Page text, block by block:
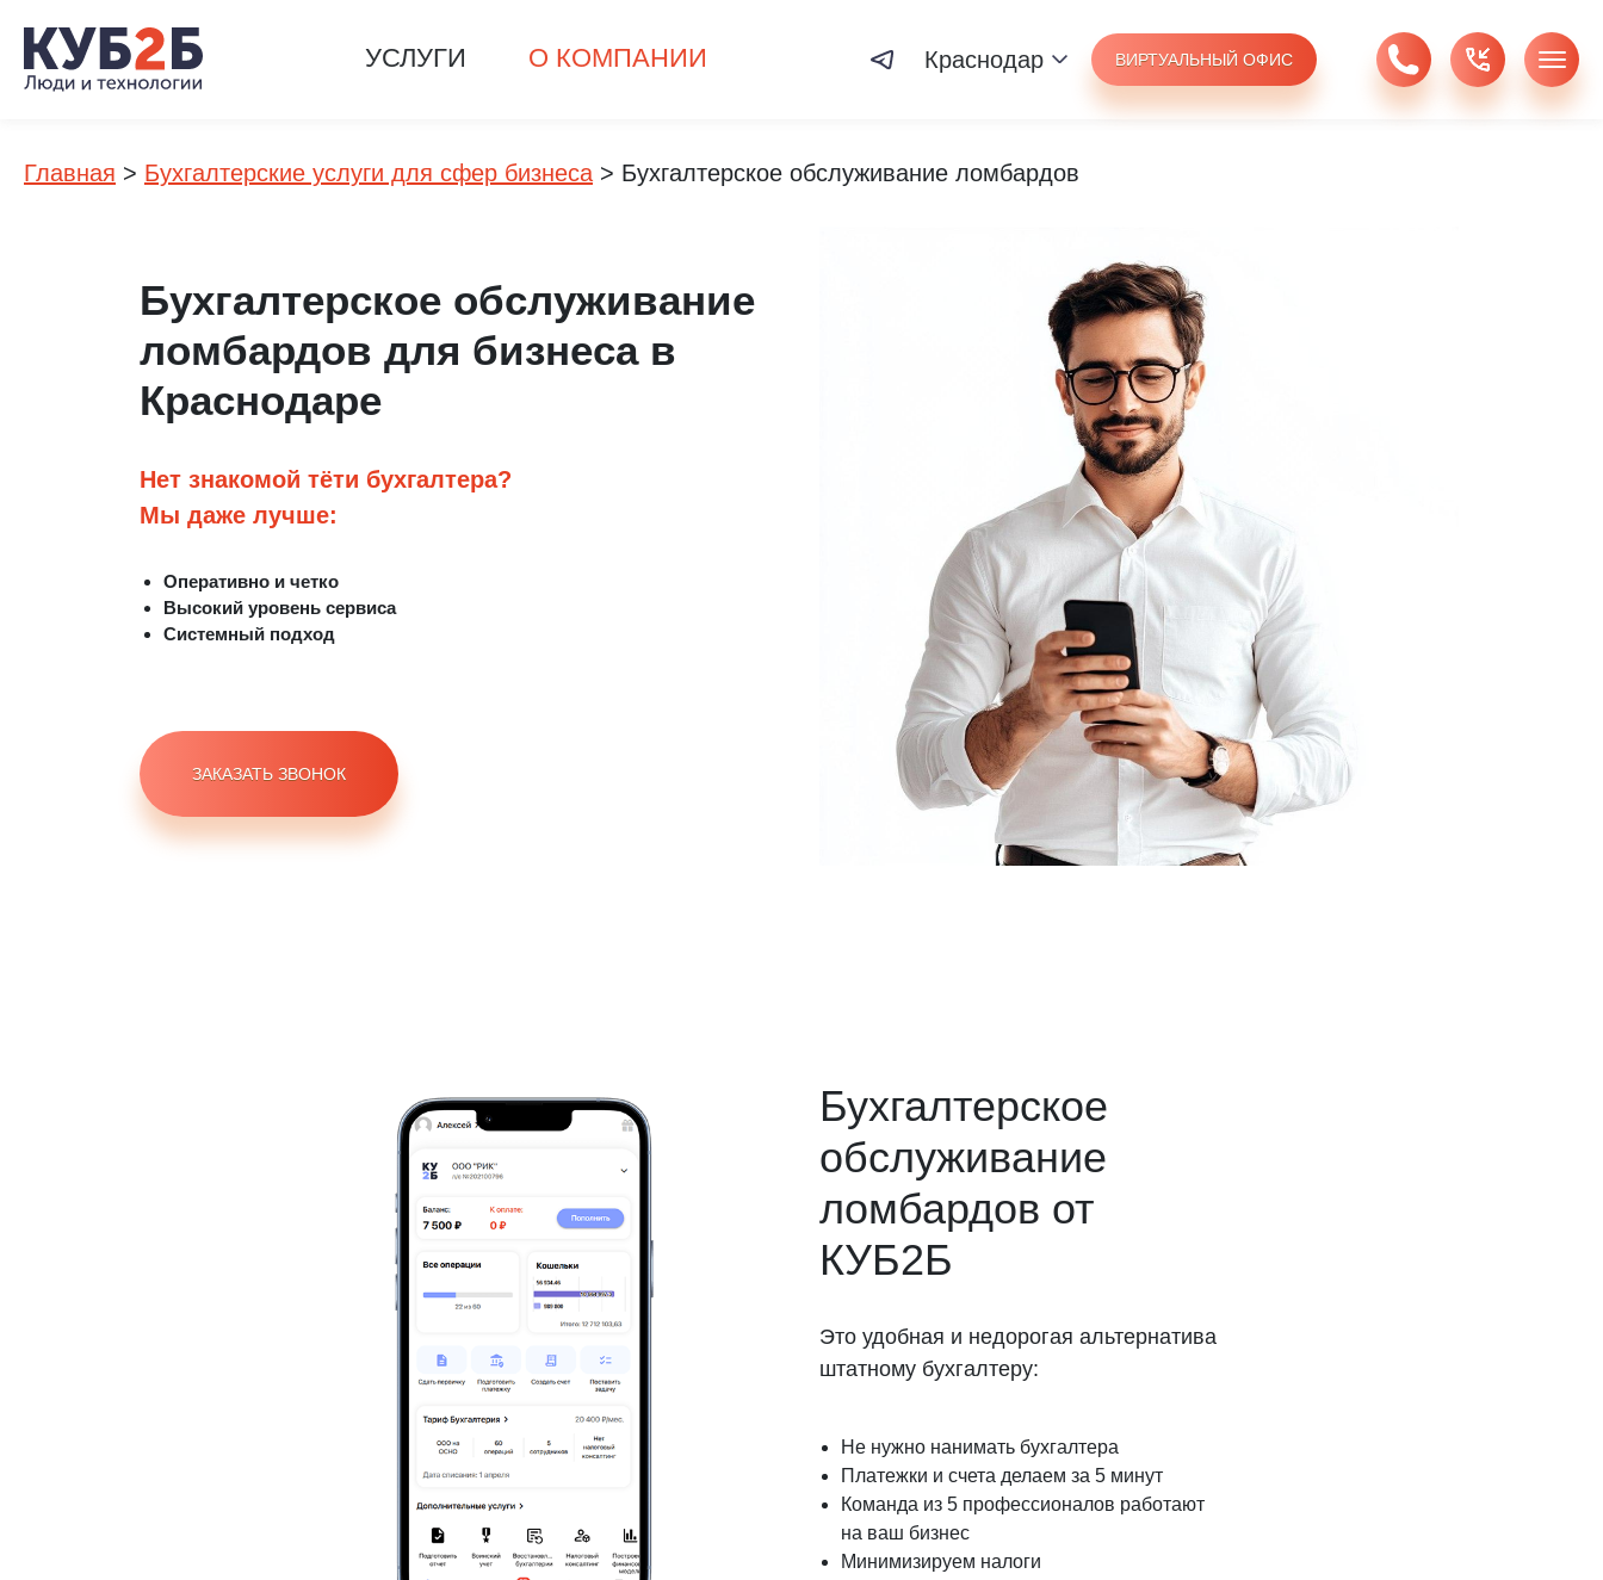
УСЛУГИ О КОМПАНИИ Краснодар ВИРТУАЛЬНЫЙ ОФИС
Главная > Бухгалтерские услуги для сфер бизнеса > Бухгалтерское обслуживание ломбардов
Бухгалтерское обслуживание
ломбардов для бизнеса в
Краснодаре
Нет знакомой тёти бухгалтера?
Мы даже лучше:
Оперативно и четко
Высокий уровень сервиса
Системный подход
ЗАКАЗАТЬ ЗВОНОК
Бухгалтерское
обслуживание
ломбардов от
КУБ2Б
Это удобная и недорогая альтернатива
штатному бухгалтеру:
Не нужно нанимать бухгалтера
Платежки и счета делаем за 5 минут
Команда из 5 профессионалов работают
на ваш бизнес
Минимизируем налоги